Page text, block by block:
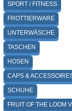
SPORT / FITNESS
FROTTIERWARE
UNTERWÄSCHE
TASCHEN
HOSEN
CAPS &
SCHUHE
FRUIT OF THE LOOM